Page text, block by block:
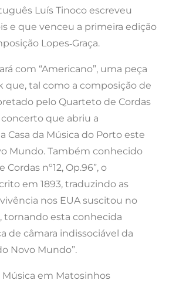
Luís Tinoco escreveu
e que venceu a primeira edição
Lopes‑Graça.
com “Americano”, uma peça
que, tal como a composição de
pelo Quarteto de Cordas
que abriu a
Casa da Música do Porto este
Mundo. Também conhecido
nº12, Op.96”, o
em 1893, traduzindo as
nos EUA suscitou no
tornando esta conhecida
de câmara indissociável da
Novo Mundo”.
em Matosinhos